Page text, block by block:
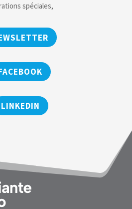
spéciales,
LINKEDIN